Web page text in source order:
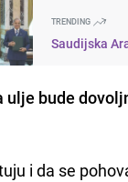
TRENDING
Saudijska
ulje bude
i da se